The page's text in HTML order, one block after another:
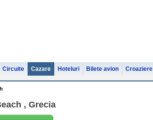
Circuite Cazare Hoteluri Bilete avion Croaziere
, Grecia